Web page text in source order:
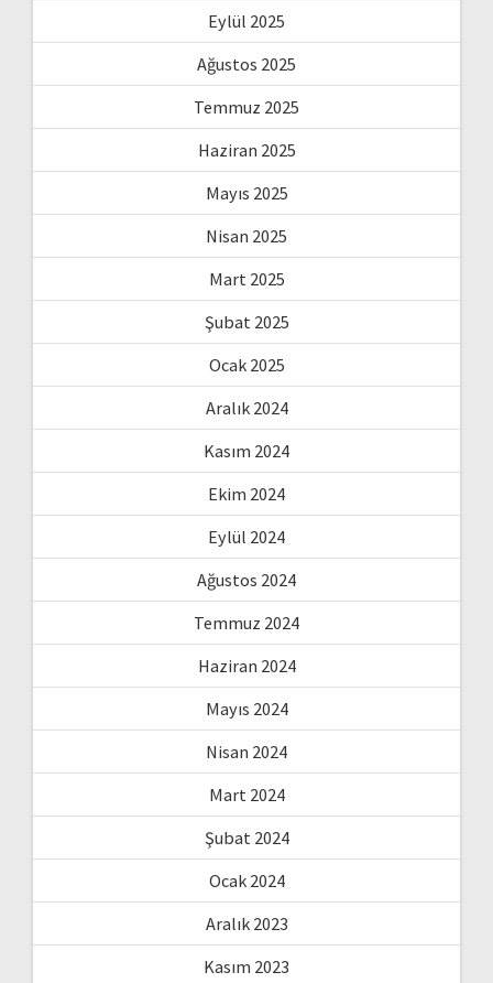
Eylül 2025
Ağustos 2025
Temmuz 2025
Haziran 2025
Mayıs 2025
Nisan 2025
Mart 2025
Şubat 2025
Ocak 2025
Aralık 2024
Kasım 2024
Ekim 2024
Eylül 2024
Ağustos 2024
Temmuz 2024
Haziran 2024
Mayıs 2024
Nisan 2024
Mart 2024
Şubat 2024
Ocak 2024
Aralık 2023
Kasım 2023